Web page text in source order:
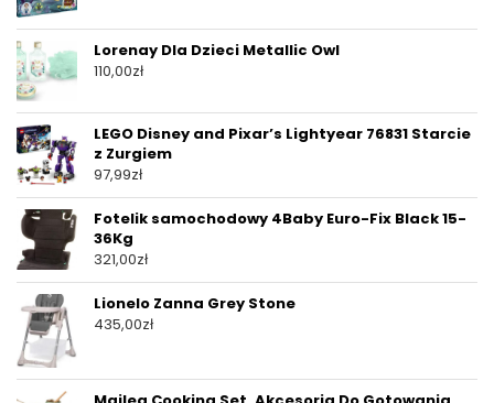
Lorenay Dla Dzieci Metallic Owl
110,00zł
LEGO Disney and Pixar’s Lightyear 76831 Starcie
z Zurgiem
97,99zł
Fotelik samochodowy 4Baby Euro-Fix Black 15-
36Kg
321,00zł
Lionelo Zanna Grey Stone
435,00zł